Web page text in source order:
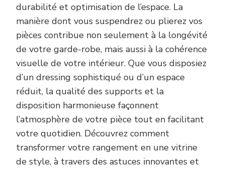
durabilité et optimisation de l’espace. La
manière dont vous suspendrez ou plierez vos
pièces contribue non seulement à la longévité
de votre garde-robe, mais aussi à la cohérence
visuelle de votre intérieur. Que vous disposiez
d’un dressing sophistiqué ou d’un espace
réduit, la qualité des supports et la
disposition harmonieuse façonnent
l’atmosphère de votre pièce tout en facilitant
votre quotidien. Découvrez comment
transformer votre rangement en une vitrine
de style, à travers des astuces innovantes et